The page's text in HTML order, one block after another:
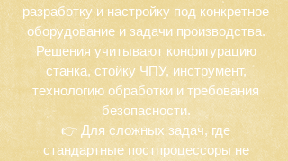
разработку и настройку под конкретное
оборудование и задачи производства.
Решения учитывают конфигурацию
станка, стойку ЧПУ, инструмент,
технологию обработки и требования
безопасности.
👉 Для сложных задач, где
стандартные постпроцессоры не